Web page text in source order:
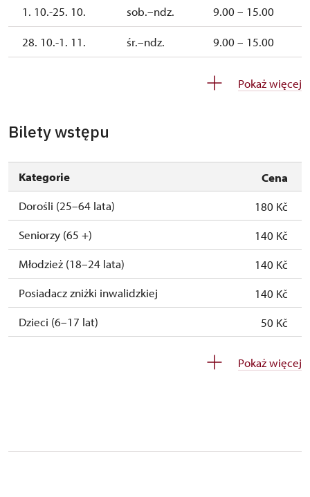
1. 10.-25. 10. sob.–ndz. 9.00 – 15.00
28. 10.-1. 11. śr.–ndz. 9.00 – 15.00
zamknięte
7. 12.-31. 12.
2027
1. 1.-24. 3. zamknięte
Pokaż więcej
Bilety wstępu
Kategorie
Cena
Dorośli (25–64 lata)
180 Kč
Seniorzy (65 +)
140 Kč
Młodzież (18–24 lata)
140 Kč
Posiadacz zniżki inwalidzkiej
140 Kč
Dzieci (6–17 lat)
50 Kč
Przewodnik grupy (1 osoba na 15 osobową
zadarmo
Pokaż więcej